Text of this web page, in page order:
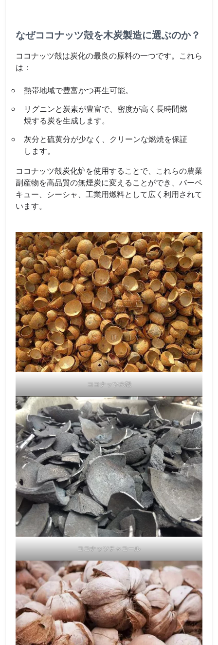
なぜココナッツ殻を木炭製造に選ぶのか？
ココナッツ殻は炭化の最良の原料の一つです。これら
は：
熱帯地域で豊富かつ再生可能。
リグニンと炭素が豊富で、密度が高く長時間燃
焼する炭を生成します。
灰分と硫黄分が少なく、クリーンな燃焼を保証
します。
ココナッツ殻炭化炉を使用することで、これらの農業
副産物を高品質の無煙炭に変えることができ、バーベ
キュー、シーシャ、工業用燃料として広く利用されて
います。
ココナッツの殻
ココナッツチャコール